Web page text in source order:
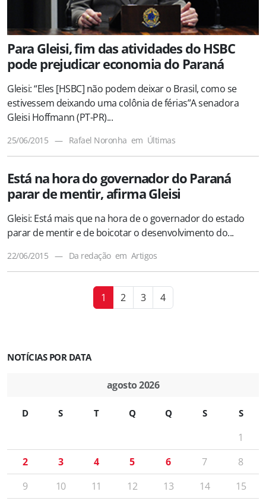
Para Gleisi, fim das atividades do HSBC
pode prejudicar economia do Paraná
Gleisi: “Eles [HSBC] não podem deixar o Brasil, como se
estivessem deixando uma colônia de férias”A senadora
Gleisi Hoffmann (PT-PR)...
25/06/2015 — Rafael Noronha em Últimas
Está na hora do governador do Paraná
parar de mentir, afirma Gleisi
Gleisi: Está mais que na hora de o governador do estado
parar de mentir e de boicotar o desenvolvimento do...
22/06/2015 — Da redação em Artigos
1 2 3 4
NOTÍCIAS POR DATA
agosto 2026
D S T Q Q S S
1
2
3 4 5 6 7
8
9
10 11 12 13 14
15